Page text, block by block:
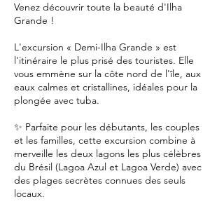
Venez découvrir toute la beauté d'Ilha
Grande !
L'excursion « Demi-Ilha Grande » est
l'itinéraire le plus prisé des touristes. Elle
vous emmène sur la côte nord de l'île, aux
eaux calmes et cristallines, idéales pour la
plongée avec tuba.
✨ Parfaite pour les débutants, les couples
et les familles, cette excursion combine à
merveille les deux lagons les plus célèbres
du Brésil (Lagoa Azul et Lagoa Verde) avec
des plages secrètes connues des seuls
locaux.